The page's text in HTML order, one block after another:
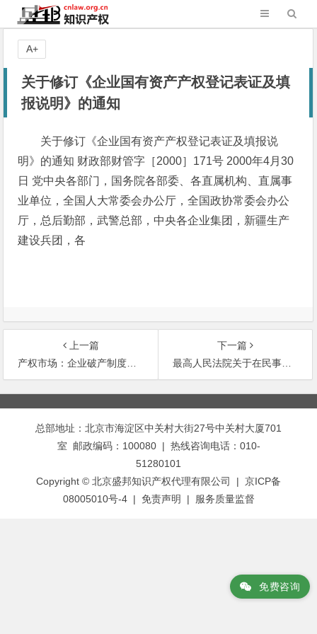
关于修订《企业国有资产产权登记表证及填
报说明》的通知
关于修订《企业国有资产产权登记表证及填报说
明》的通知 财政部财管字［2000］171号 2000年4月30
日 党中央各部门，国务院各部委、各直属机构、直属事
业单位，全国人大常委会办公厅，全国政协常委会办公
厅，总后勤部，武警总部，中央各企业集团，新疆生产
建设兵团，各
A+
上一篇
产权市场：企业破产制度的“补天石”
下一篇
最高人民法院关于在民事审判工作中适用《中华人民共和国工会法》若干问题的解释
文
章
总部地址：北京市海淀区中关村大街27号中关村大厦701
室 邮政编码：100080 | 热线咨询电话：010-
51280101
Copyright © 北京盛邦知识产权代理有限公司 | 京ICP备
08005010号-4 | 免责声明 | 服务质量监督
免费咨询